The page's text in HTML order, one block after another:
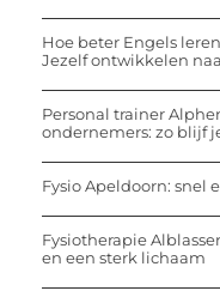
Hoe beter Engels
Jezelf ontwikkelen
Personal trainer
ondernemers: zo blijf
Fysio Apeldoorn: snel
Fysiotherapie
en een sterk lichaam